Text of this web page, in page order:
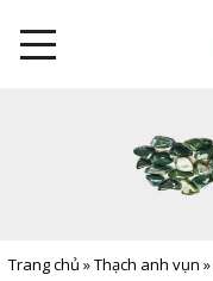
Trang chủ »Thạch anh vụn »